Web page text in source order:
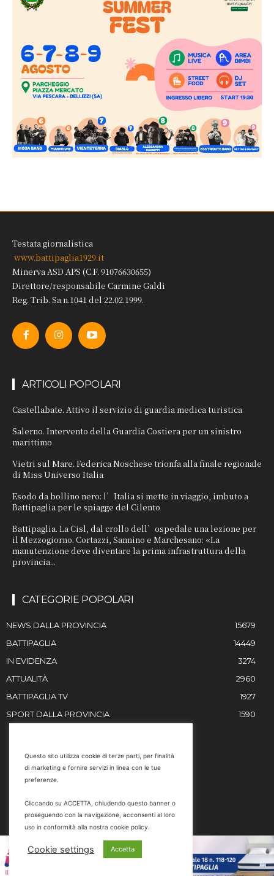
Testata giornalistica
www.battipaglia1929.it
Minerva ASD APS (C.F. 91076630655)
Direttore/responsabile Carmine Galdi
Reg. Trib. Sa n.1041 del 22.02.1999.
ARTICOLI POPOLARI
Castellabate. Attivo il servizio di guardia medica turistica
Salerno. Intervento della Guardia Costiera per un sinistro
marittimo
Vietri sul Mare. Federica Noschese trionfa alla finale regionale
di Miss Universo Italia
Esodo da bollino nero: l’Italia si mette in viaggio, imbuto a
Battipaglia per le spiagge del Cilento
Battipaglia. La Cisl, dal crollo dell’ospedale una lezione per
il Mezzogiorno. Cortazzi, Sannino e Marchesano: «La
manutenzione deve diventare la prima infrastruttura della
provincia...
CATEGORIE POPOLARI
NEWS DALLA PROVINCIA
15679
BATTIPAGLIA
14449
IN EVIDENZA
3274
ATTUALITÀ
2960
BATTIPAGLIA TV
1927
SPORT DALLA PROVINCIA
1590
Email
marketing@battipaglia1929.it
carminegaldi@virgilio.it
Questo sito utilizza cookie di terze parti, per finalità
di marketing e fornire servizi in linea con le tue
preferenze.
Cliccando su ACCETTA, chiudendo questo banner o
proseguendo con la navigazione, acconsenti al loro
uso in conformità alla nostra cookie policy.
Cookie settings Accetta